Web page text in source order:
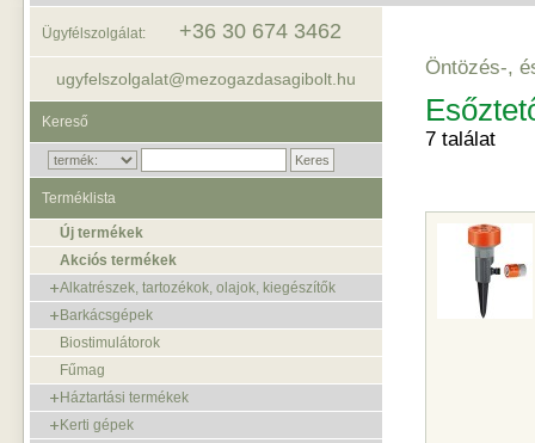
Öntözés-,
7 találat
Ügyfélszolgálat: +36 30 674 3462
ugyfelszolgalat@mezogazdasagibolt.hu
Kereső
Terméklista
Új termékek
Akciós termékek
Alkatrészek, tartozékok, olajok, kiegészítők
Barkácsgépek
Biostimulátorok
Fűmag
Háztartási termékek
Kerti gépek